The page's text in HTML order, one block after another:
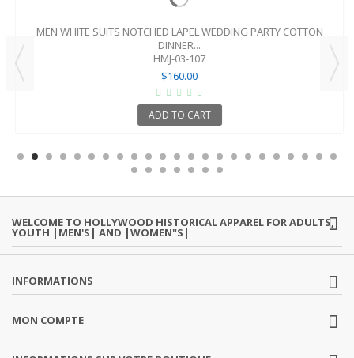
MEN WHITE SUITS NOTCHED LAPEL WEDDING PARTY COTTON
DINNER...
HMJ-03-107
$160.00
ADD TO CART
WELCOME TO HOLLYWOOD HISTORICAL APPAREL FOR ADULTS,
YOUTH |MEN'S| AND |WOMEN"S|
INFORMATIONS
MON COMPTE